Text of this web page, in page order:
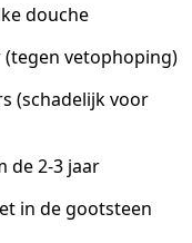
douche
vetophoping)
(schadelijk voor
de 2-3 jaar
in de gootsteen